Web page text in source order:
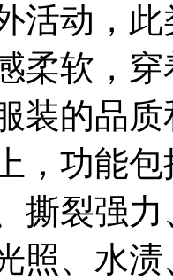
活动，
柔软，
装的品
，功能
撕裂强
照、水